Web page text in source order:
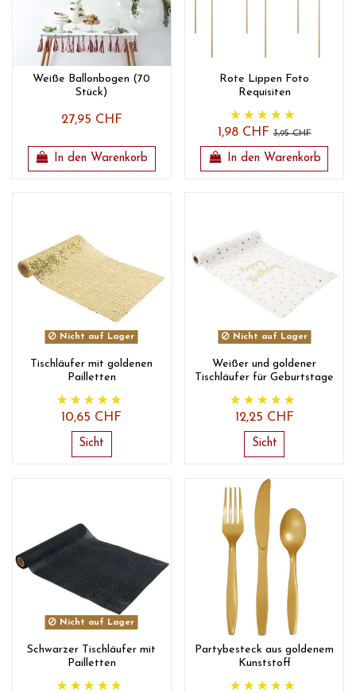
Weiße Ballonbogen (70
Stück)
27,95 CHF
In den Warenkorb
Rote Lippen Foto
Requisiten
1,98 CHF3,95 CHF
In den Warenkorb
Nicht auf Lager
Tischläufer mit goldenen
Pailletten
10,65 CHF
Sicht
Nicht auf Lager
Weißer und goldener
Tischläufer für Geburtstage
12,25 CHF
Sicht
Nicht auf Lager
Schwarzer Tischläufer mit
Pailletten
Partybesteck aus goldenem
Kunststoff